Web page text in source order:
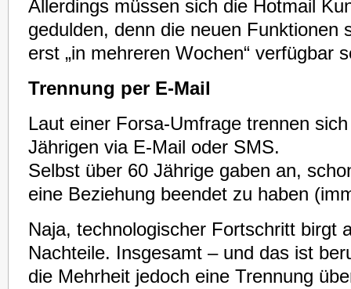
Allerdings müssen sich die Hotmail
gedulden, denn die neuen Funktionen
erst „in mehreren Wochen“ verfügbar
Trennung per E-Mail
Laut einer Forsa-Umfrage trennen
Jährigen via E-Mail oder SMS.
Selbst über 60 Jährige gaben an,
eine Beziehung beendet zu haben
Naja, technologischer Fortschritt birgt
Nachteile. Insgesamt – und das ist
die Mehrheit jedoch eine Trennung